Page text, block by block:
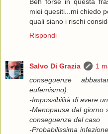
miei quesiti...mi chiedo
quali siano i rischi
Rispondi
Salvo Di Grazia
1
conseguenze
eufemismo):
-Impossibilità di avere
-Menopausa dal giorno
conseguenze del caso
-Probabilissima